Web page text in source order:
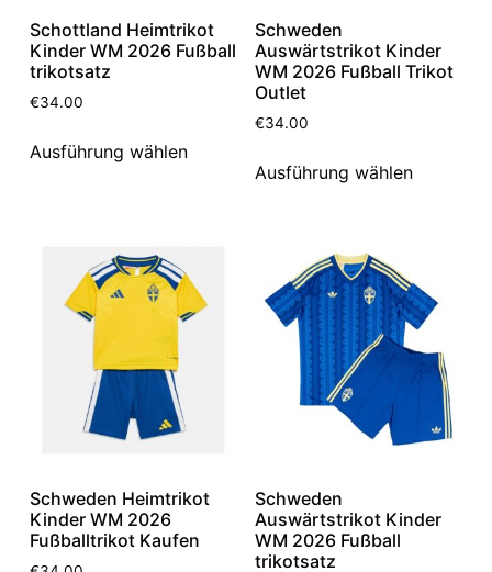
Schottland Heimtrikot
Kinder WM 2026 Fußball
trikotsatz
€34.00
Ausführung wählen
Schweden
Auswärtstrikot Kinder
WM 2026 Fußball Trikot
Outlet
€34.00
Ausführung wählen
Schweden Heimtrikot
Kinder WM 2026
Fußballtrikot Kaufen
Schweden
Auswärtstrikot Kinder
WM 2026 Fußball
trikotsatz